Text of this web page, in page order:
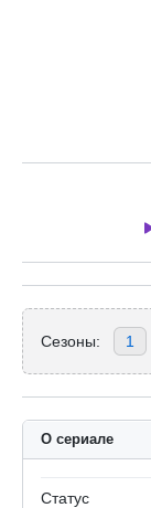
Сезоны: 1
О сериале
Статус